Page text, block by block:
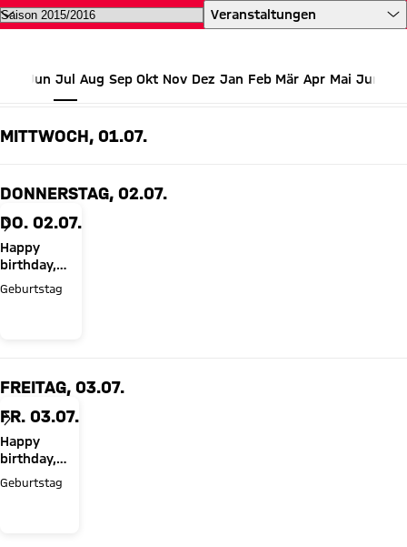
Alle Termine des FC Bayern
Veranstaltungen
Jun Jul Aug Sep Okt Nov Dez Jan Feb Mär Apr Mai Jun
JULI 2015
MITTWOCH, 01.07.
DONNERSTAG, 02.07.
DO. 02.07.
Happy
birthday,
Christoph
Geburtstag
FREITAG, 03.07.
FR. 03.07.
Happy
birthday,
Herbert
Geburtstag